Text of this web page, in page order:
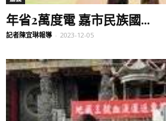
年省2萬度電 嘉市民族國...
記者陳宜琳報導 - 2023-12-05